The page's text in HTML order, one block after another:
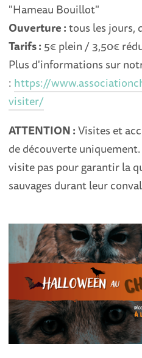
"Hameau Bouillot"
Ouverture :tous les jours,
Tarifs : 5€ plein / 3,50€
Plus d'informations sur
: https://
visiter/
ATTENTION :Visites et
de découverte
visite pas pour garantir la
sauvages durant leur